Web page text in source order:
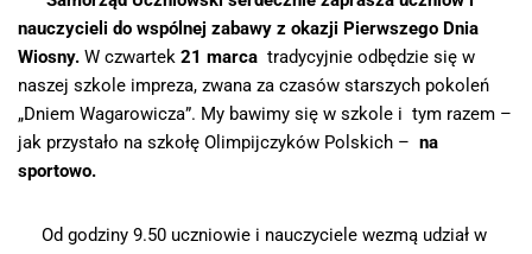
nauczycieli do wspólnej zabawy z okazji Pierwszego Dnia
Wiosny. W czwartek 21 marca tradycyjnie odbędzie się w
naszej szkole impreza, zwana za czasów starszych pokoleń
„Dniem Wagarowicza”. My bawimy się w szkole i tym razem –
jak przystało na szkołę Olimpijczyków Polskich – na
sportowo.
Od godziny 9.50 uczniowie i nauczyciele wezmą udział w